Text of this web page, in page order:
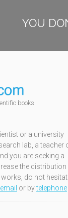
YOU
books
or a university
lab, a teacher
you are seeking a
the
do not
email or bytelephone